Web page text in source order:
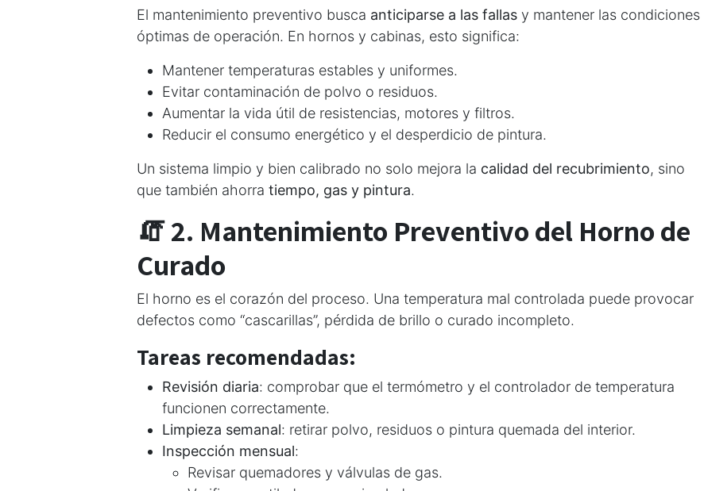
El mantenimiento preventivo busca anticiparse a las fallas y mantener las condiciones
óptimas de operación. En hornos y cabinas, esto significa:
Mantener temperaturas estables y uniformes.
Evitar contaminación de polvo o residuos.
Aumentar la vida útil de resistencias, motores y filtros.
Reducir el consumo energético y el desperdicio de pintura.
Un sistema limpio y bien calibrado no solo mejora la calidad del recubrimiento, sino
que también ahorra tiempo, gas y pintura.
🧯 2. Mantenimiento Preventivo del Horno de
Curado
El horno es el corazón del proceso. Una temperatura mal controlada puede provocar
defectos como “cascarillas”, pérdida de brillo o curado incompleto.
Tareas recomendadas:
Revisión diaria: comprobar que el termómetro y el controlador de temperatura
funcionen correctamente.
Limpieza semanal: retirar polvo, residuos o pintura quemada del interior.
Inspección mensual:
Revisar quemadores y válvulas de gas.